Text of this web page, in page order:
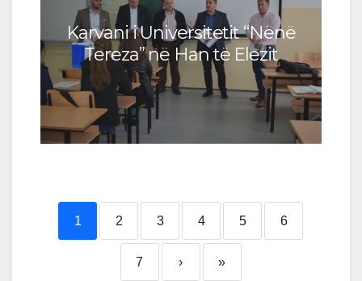
Karvani i Universitetit “Nënë
Tereza” në Han të Elezit
1 2 3 4 5 6
7 › »